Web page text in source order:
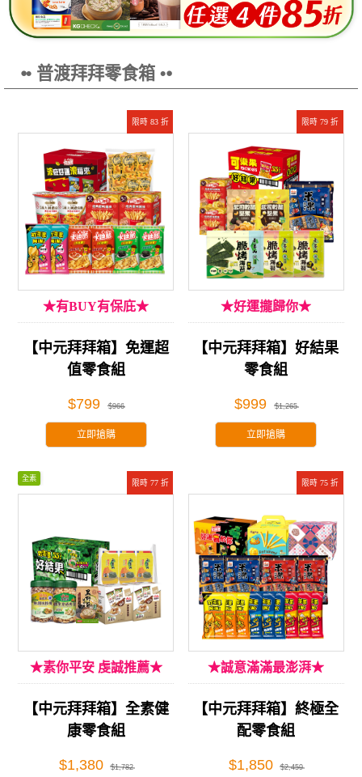
⦁• 普渡拜拜零食箱 •⦁
限時 83 折
★有BUY有保庇★
【中元拜拜箱】免運超
值零食組
$799 $966
立即搶購
限時 79 折
★好運攏歸你★
【中元拜拜箱】好結果
零食組
$999 $1,265
立即搶購
限時 77 折
全素
★素你平安 虔誠推薦★
【中元拜拜箱】全素健
康零食組
$1,380 $1,782
限時 75 折
★誠意滿滿最澎湃★
【中元拜拜箱】終極全
配零食組
$1,850 $2,459